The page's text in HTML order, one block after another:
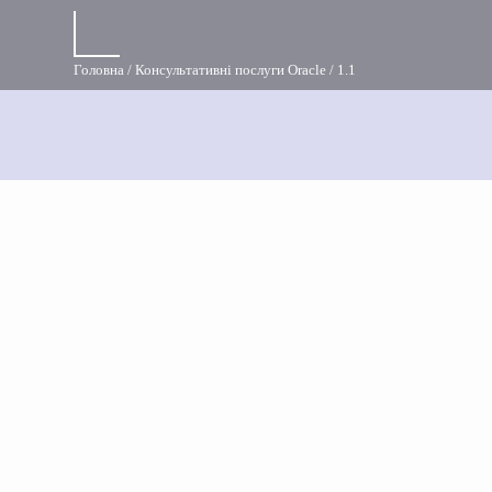
Головна Консультативні послуги Oracle 1.1